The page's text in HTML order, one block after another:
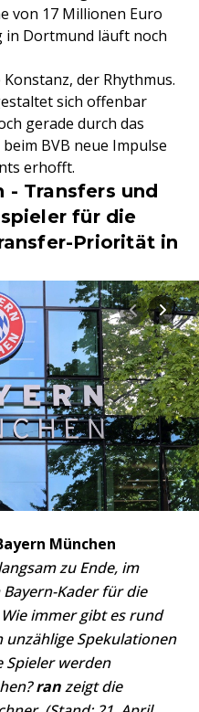
von 17 Millionen Euro
in Dortmund läuft noch
der Rhythmus.
sich offenbar
gerade durch das
BVB neue Impulse
erhofft.
- Transfers und
für die
Priorität in
München
zu Ende, im
Kader für die
immer gibt es rund
unzählige Spekulationen
Spieler werden
ranzeigt die